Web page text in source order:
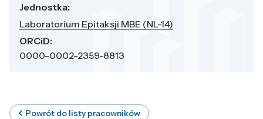
Jednostka:
Laboratorium Epitaksji MBE (NL-14)
ORCiD:
0000-0002-2359-8813
Powrót do listy pracowników